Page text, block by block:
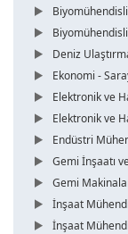
Deniz
Ekonomi -
Elektronik ve
Elektronik ve
Endüstri
Gemi İnşaatı
Gemi
İnşaat
İnşaat